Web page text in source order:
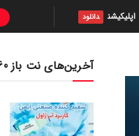
اپلیکیشن دانلود
آخرین‌های نت باز 360